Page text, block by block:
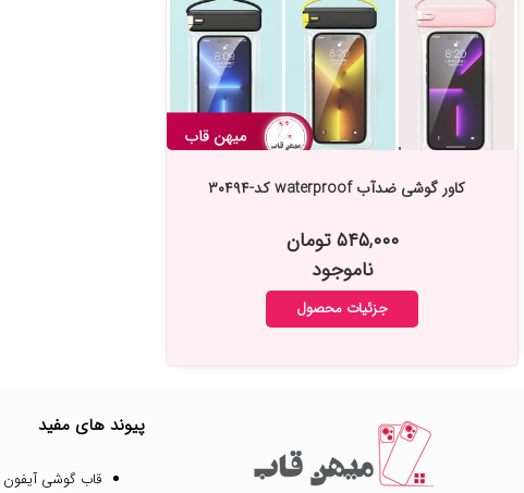
کاور گوشی ضدآب waterproof کد-۳۰۴۹۴
۵۴۵,۰۰۰ تومان
ناموجود
جزئیات محصول
پیوند های مفید
قاب گوشی آیفون